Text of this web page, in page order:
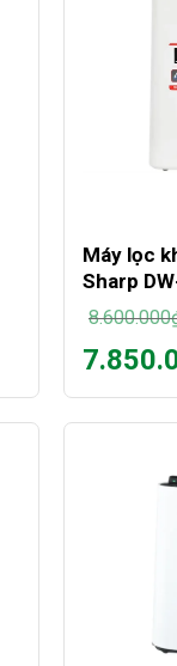
Máy lọc
Sharp
8.600.000
Giá
gốc
là:
tại